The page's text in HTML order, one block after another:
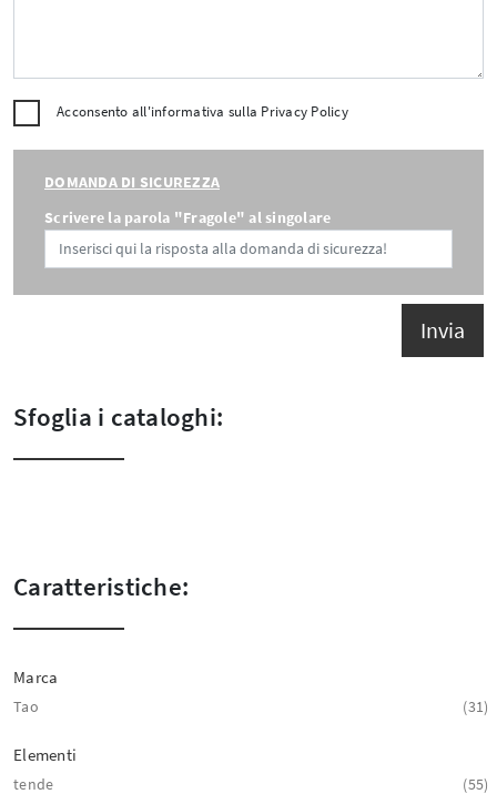
Acconsento all'informativa sulla Privacy Policy
DOMANDA DI SICUREZZA
Scrivere la parola "Fragole" al singolare
Invia
Sfoglia i cataloghi:
Caratteristiche:
Marca
Tao 31
Elementi
tende 55